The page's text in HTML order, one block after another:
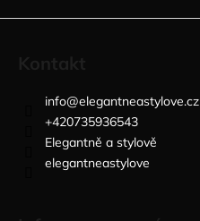
info@elegantneastylove.cz
+420735936543
Elegantně a stylově
elegantneastylove